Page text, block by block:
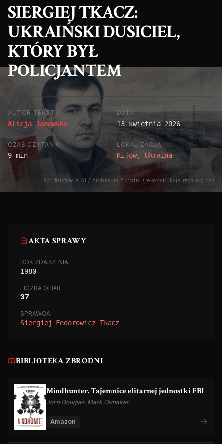
Fot. Ilustracja AI / Archiwum Zbrodni (rekonstrukcja redakcyjna)
SIERGIEJ TKACZ:
UKRAIŃSKI DUSICIEL,
KTÓRY BYŁ
POLICJANTEM
AUTOR TEKSTU
Alicja Janowska
DATA
13 kwietnia 2026
CZAS CZYTANIA
9 min
LOKALIZACJA
Kijów, Ukraina
AKTA SPRAWY
ROK ZDARZENIA
1980
LICZBA OFIAR
37
SPRAWCA
Siergiej Fedorowicz Tkacz
BIBLIOTEKA ZBRODNI
Mindhunter. Tajemnice elitarnej jednostki FBI
John Douglas, Mark Olshaker
Amazon